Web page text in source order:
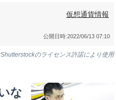
仮想通貨情報
公開日時:2022/06/13 07:10
のライセンス許諾により使用
な